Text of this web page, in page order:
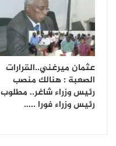
عثمان ميرغني..القرارات
الصعبة : هنالك منصب
رئيس وزراء شاغر.. مطلوب
رئيس وزراء فورا ..…